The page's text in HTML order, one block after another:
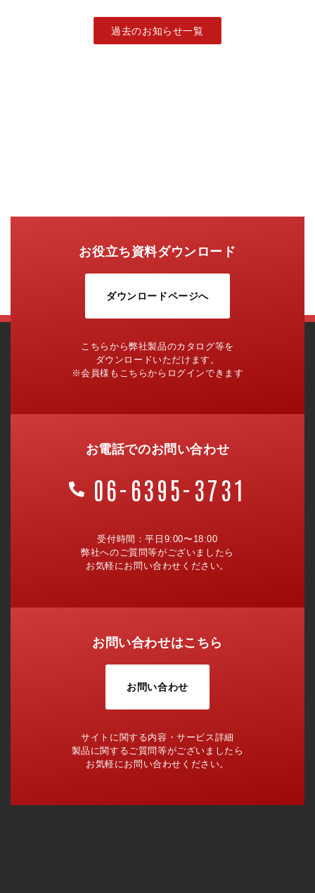
過去のお知らせ一覧
お役立ち資料ダウンロード
ダウンロードページへ
こちらから弊社製品のカタログ等を
ダウンロードいただけます。
※会員様もこちらからログインできます
お電話でのお問い合わせ
06-6395-3731
受付時間：平日9:00〜18:00
弊社へのご質問等がございましたら
お気軽にお問い合わせください。
お問い合わせはこちら
お問い合わせ
サイトに関する内容・サービス詳細
製品に関するご質問等がございましたら
お気軽にお問い合わせください。